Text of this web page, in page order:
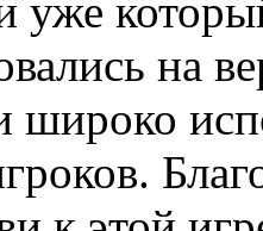
уже
на
широко